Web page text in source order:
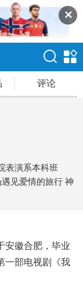
✕
评论
表演系本科班
见爱情的旅行 神
宫锁沉香 五鼠闹
安徽合肥，毕业
一部电视剧《我